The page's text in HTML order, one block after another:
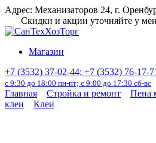
Перейти
содержанию
Адрес: Механизаторов 24, г.
Скидки и акции уточняйте у
Магазин
+7 (3532) 37-02-44; +7 (3532) 76-17-
с 9:30 до 18:00 пн-пт; с 9:00 до 17:30 сб-вс
Главная Стройка и ремонт
Пена
клеи
Клеи